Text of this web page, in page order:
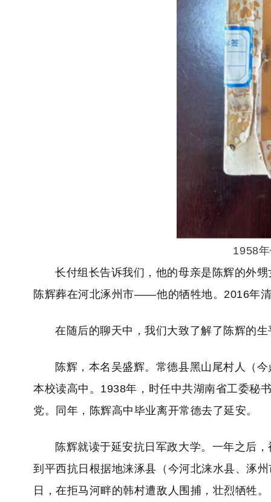
1958
长付组长告诉我们，他的母亲是陈辉的外
陈辉葬在河北涿州市——他的牺牲地。2016年
在随后的聊天中，我们大致了解了陈辉的生
陈辉，本名吴盛辉。常德县黑山尾村人（
本校读高中。1938年，时任中共湖南省工委秘
党。同年，陈辉高中毕业离开常德去了延安。
陈辉就读于延安抗日军政大学。一年之后
到平西抗日根据地涞涿县（今河北涞水县、涿
日，在拒马河畔的韩村遭敌人围捕，壮烈牺牲。